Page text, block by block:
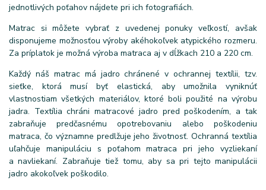
jednotlivých poťahov nájdete pri ich fotografiách.
Matrac si môžete vybrať z uvedenej ponuky veľkostí, avšak
disponujeme možnosťou výroby akéhokoľvek atypického rozmeru.
Za príplatok je možná výroba matraca aj v dĺžkach 210 a 220 cm.
Každý náš matrac má jadro chránené v ochrannej textílii, tzv.
sieťke, ktorá musí byť elastická, aby umožnila vyniknúť
vlastnostiam všetkých materiálov, ktoré boli použité na výrobu
jadra. Textília chráni matracové jadro pred poškodením, a tak
zabraňuje predčasnému opotrebovaniu alebo poškodeniu
matraca, čo významne predlžuje jeho životnosť. Ochranná textília
uľahčuje manipuláciu s poťahom matraca pri jeho vyzliekaní
a navliekaní. Zabraňuje tiež tomu, aby sa pri tejto manipulácii
jadro akokoľvek poškodilo.